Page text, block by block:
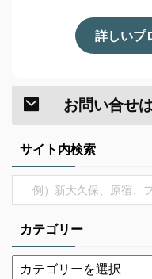
詳しいプ
お問い合せ
サイト内検索
カテゴリー